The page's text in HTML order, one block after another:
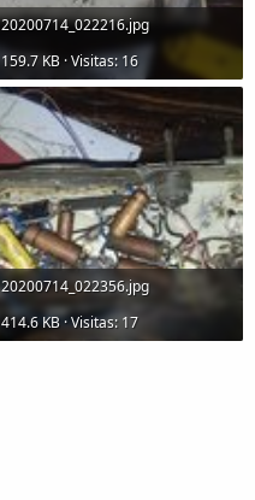
20200714_022216.jpg
159.7 KB · Visitas: 16
20200714_022356.jpg
414.6 KB · Visitas: 17